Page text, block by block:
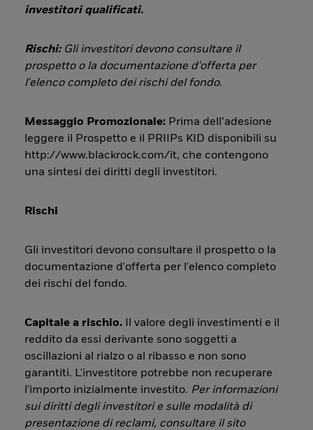
investitori qualificati.
Rischi: Gli investitori devono consultare il
prospetto o la documentazione d'offerta per
l'elenco completo dei rischi del fondo.
Messaggio Promozionale: Prima dell’adesione
leggere il Prospetto e il PRIIPs KID disponibili su
http://www.blackrock.com/it, che contengono
una sintesi dei diritti degli investitori.
Rischi
Gli investitori devono consultare il prospetto o la
documentazione d'offerta per l'elenco completo
dei rischi del fondo.
Capitale a rischio. Il valore degli investimenti e il
reddito da essi derivante sono soggetti a
oscillazioni al rialzo o al ribasso e non sono
garantiti. L'investitore potrebbe non recuperare
l'importo inizialmente investito. Per informazioni
sui diritti degli investitori e sulle modalità di
presentazione di reclami, consultare il sito